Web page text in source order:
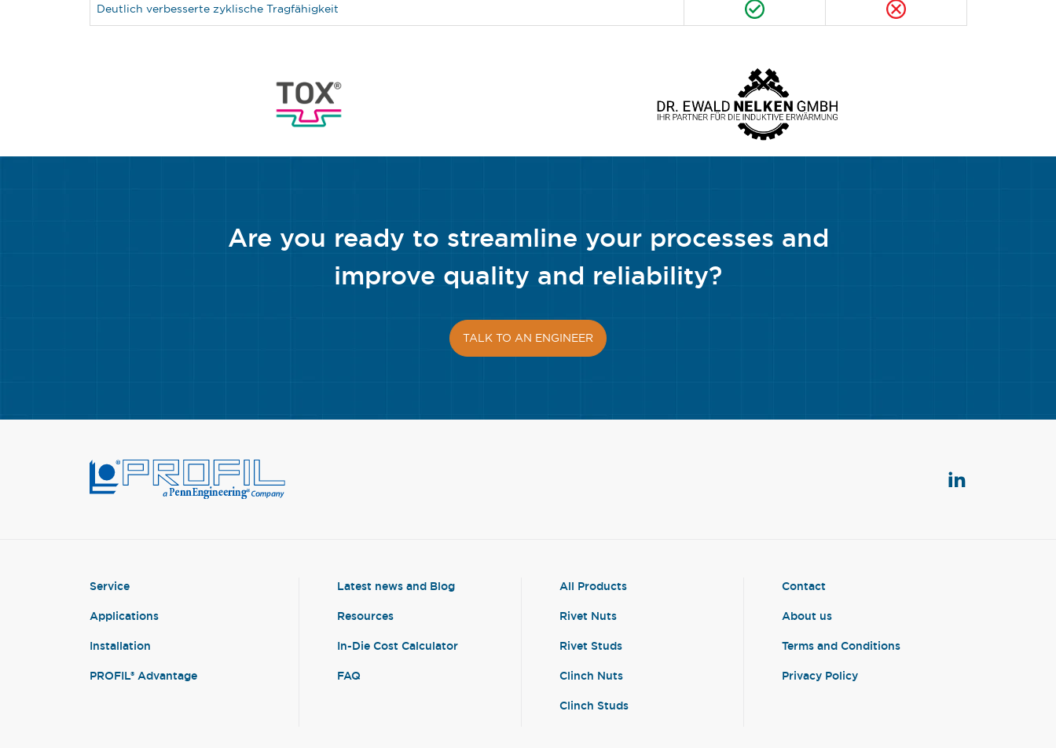
Deutlich verbesserte zyklische Tragfähigkeit
Are you ready to streamline your processes and
improve quality and reliability?
TALK TO AN ENGINEER
Service
Applications
Installation
PROFIL® Advantage
Latest news and Blog
Resources
In-Die Cost Calculator
FAQ
All Products
Rivet Nuts
Rivet Studs
Clinch Nuts
Clinch Studs
Contact
About us
Terms and Conditions
Privacy Policy